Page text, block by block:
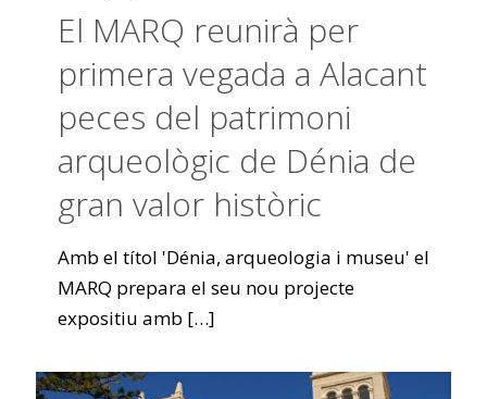
El MARQ reunirà per
primera vegada a Alacant
peces del patrimoni
arqueològic de Dénia de
gran valor històric
Amb el títol 'Dénia, arqueologia i museu' el
MARQ prepara el seu nou projecte
expositiu amb […]